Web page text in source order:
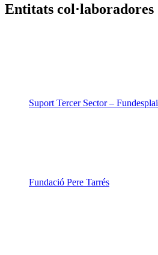
Entitats col·laboradores
Suport Tercer Sector – Fundesplai
Fundació Pere Tarrés